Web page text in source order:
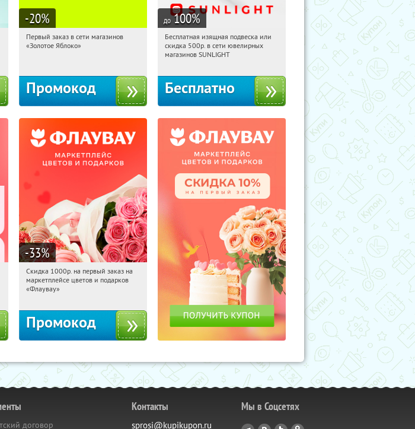
-20%
00:58:46
Получи первым!
Первый заказ в сети магазинов
«Золотое Яблоко»
Промокод
до 100%
00:58:46 Получили:
Россия
Бесплатная изящная подвеска или
скидка 500р. в сети ювелирных
магазинов SUNLIGHT
Бесплатно
-33%
00:58:46 Получили:
Россия
Скидка 1000р. на первый заказ на
маркетплейсе цветов и подарков
«Флаувау»
Промокод
договор
Контакты
sprosi@kupikupon.ru
Мы в Соцсетях